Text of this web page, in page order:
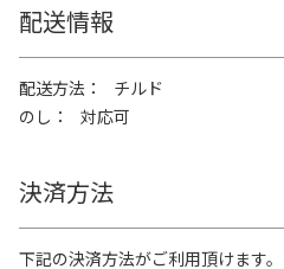
配送情報
配送方法
チルド
のし
対応可
決済方法
下記の決済方法がご利用頂けます。